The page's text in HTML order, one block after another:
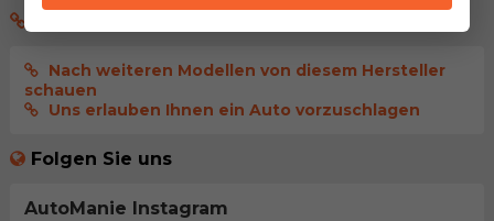
Nach weiteren Modellen von diesem Hersteller
schauen
Uns erlauben Ihnen ein Auto vorzuschlagen
Folgen Sie uns
AutoManie Instagram